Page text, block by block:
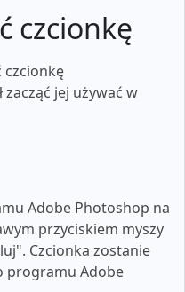
czcionkę
czcionkę
jej używać w
Adobe Photoshop na
przyciskiem myszy
Czcionka zostanie
programu Adobe